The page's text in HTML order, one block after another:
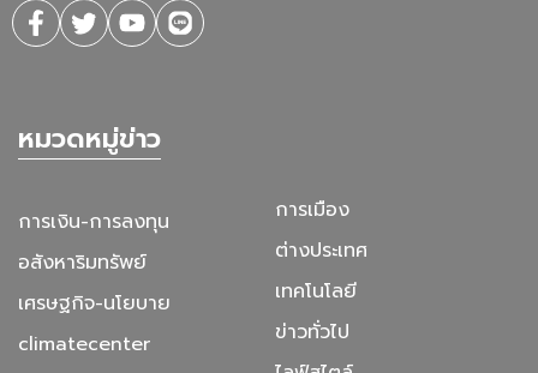
หมวดหมู่ข่าว
การเงิน-การลงทุน
อสังหาริมทรัพย์
เศรษฐกิจ-นโยบาย
climatecenter
การเมือง
ต่างประเทศ
เทคโนโลยี
ข่าวทั่วไป